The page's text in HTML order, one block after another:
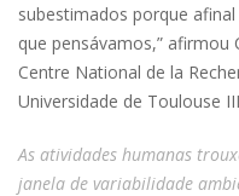
subestimados porque
que pensávamos,” afirmou
Centre National de la
Universidade de Toulouse
As atividades humanas
janela de variabilidade